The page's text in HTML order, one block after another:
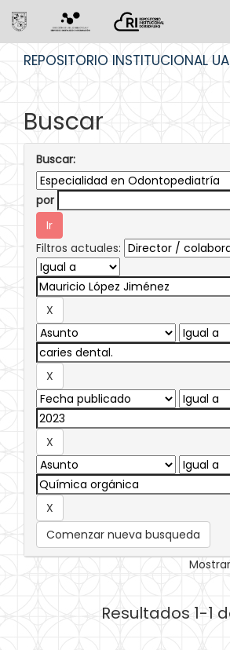
REPOSITORIO INSTITUCIONAL
Buscar
Buscar:
por
Filtros actuales:
Comenzar nueva busqueda
Resultados 1-1